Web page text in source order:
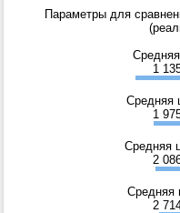
Параметры для
1
Средняя
1
Средняя
2
Средняя
2